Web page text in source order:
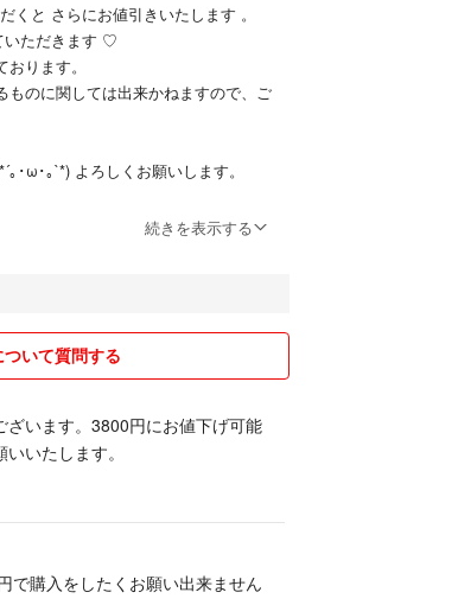
くと さらにお値引きいたします 。
いただきます ♡
ります。
ものに関しては出来かねますので、ご
･ω･｡`*) よろしくお願いします。
購入を検討していただいている時のみ
品は基本お受けいたしません。他サイ
続きを表示する
いて質問する
ざいます。3800円にお値下げ可能
いたします。
で購入をしたくお願い出来ません